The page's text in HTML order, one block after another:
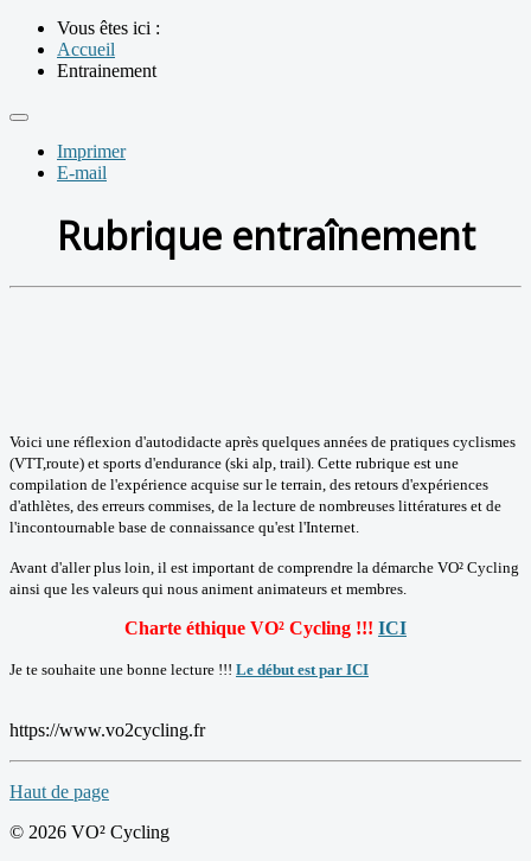
Vous êtes ici :
Accueil
Entrainement
Imprimer
E-mail
Rubrique entraînement
Voici une réflexion d'autodidacte après quelques années de pratiques cyclismes
(VTT,route) et sports d'endurance (ski alp, trail). Cette rubrique est une
compilation de l'expérience acquise sur le terrain, des retours d'expériences
d'athlètes, des erreurs commises, de la lecture de nombreuses littératures et de
l'incontournable base de connaissance qu'est l'Internet.
Avant d'aller plus loin, il est important de comprendre la démarche VO² Cycling
ainsi que les valeurs qui nous animent animateurs et membres.
Charte éthique VO² Cycling !!! ICI
Je te souhaite une bonne lecture !!! Le début est par ICI
https://www.vo2cycling.fr
Haut de page
© 2026 VO² Cycling